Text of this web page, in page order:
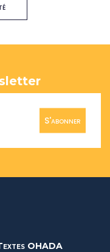
S'abonner
OHADA